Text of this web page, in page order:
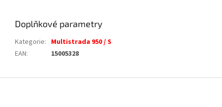
Doplňkové parametry
Kategorie: Multistrada 950 / S
EAN: 15005328